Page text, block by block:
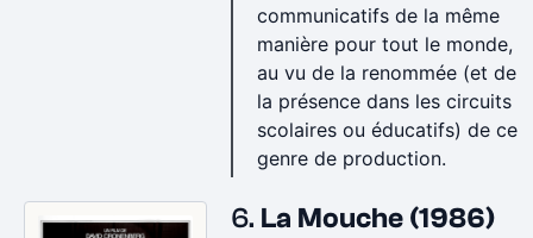
communicatifs de la même
manière pour tout le monde,
au vu de la renommée (et de
la présence dans les circuits
scolaires ou éducatifs) de ce
genre de production.
6. La Mouche (1986)